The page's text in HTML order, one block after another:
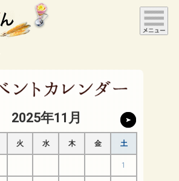
2025年11月
火 水 木 金 土
1